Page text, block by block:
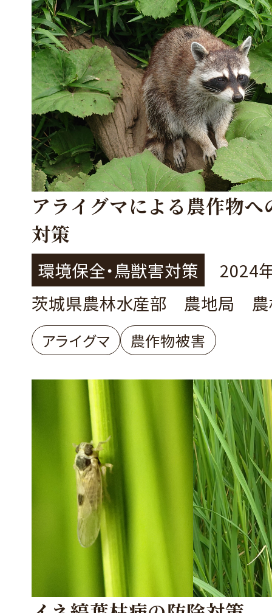
アライグマによる農作物へ
対策
環境保全・鳥獣害対策
2024
茨城県農林水産部 農地局 農
アライグマ 農作物被害